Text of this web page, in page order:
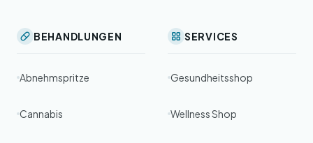
BEHANDLUNGEN
Abnehmspritze
Cannabis
SERVICES
Gesundheitsshop
Wellness Shop